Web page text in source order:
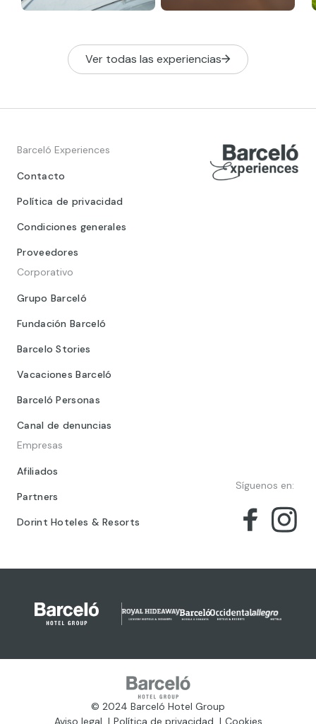
Ver todas las experiencias
Barceló Experiences
Contacto
Política de privacidad
Condiciones generales
Proveedores
Corporativo
Grupo Barceló
Fundación Barceló
Barcelo Stories
Vacaciones Barceló
Barceló Personas
Canal de denuncias
Empresas
Afiliados
Partners
Dorint Hoteles & Resorts
Síguenos en:
© 2024 Barceló Hotel Group
Aviso legal
Política de privacidad Cookies